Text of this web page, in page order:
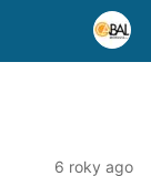
6 roky ago